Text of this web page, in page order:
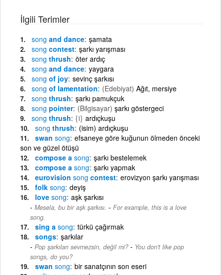
İlgili Terimler
song and dance şamata
song contest şarkı yarışması
song thrush öter ardıç
song and dance yaygara
song of joy sevinç şarkısı
song of lamentation (Edebiyat) Ağıt, mersiye
song thrush şarkı pamukçuk
song pointer (Bilgisayar) şarkı göstergeci
song thrush {i} ardıçkuşu
song thrush (isim) ardıçkuşu
swan song efsaneye göre kuğunun ölmeden önceki
son ve güzel ötüşü
compose a song şarkı bestelemek
compose a song şarkı yapmak
eurovision song contest erovizyon şarkı yarışması
folk song deyiş
love song aşk şarkısı
Mesela, bu bir aşk şarkısı. - For example, this is a love
song.
sing a song türkü çağırmak
songs şarkılar
Pop şarkıları sevmezsin, değil mi? - You don't like pop
songs, do you?
swan song bir sanatçının son eseri